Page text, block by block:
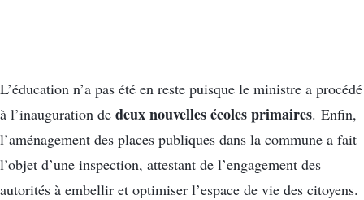
L’éducation n’a pas été en reste puisque le ministre a procédé
à l’inauguration de deux nouvelles écoles primaires. Enfin,
l’aménagement des places publiques dans la commune a fait
l’objet d’une inspection, attestant de l’engagement des
autorités à embellir et optimiser l’espace de vie des citoyens.